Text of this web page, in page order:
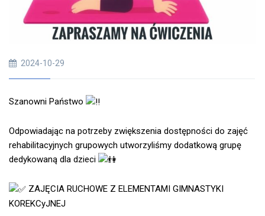
2024-10-29
Szanowni Państwo
Odpowiadając na potrzeby zwiększenia dostępności do zajęć
rehabilitacyjnych grupowych utworzyliśmy dodatkową grupę
dedykowaną dla dzieci
ZAJĘCIA RUCHOWE Z ELEMENTAMI GIMNASTYKI
KOREKCyJNEJ